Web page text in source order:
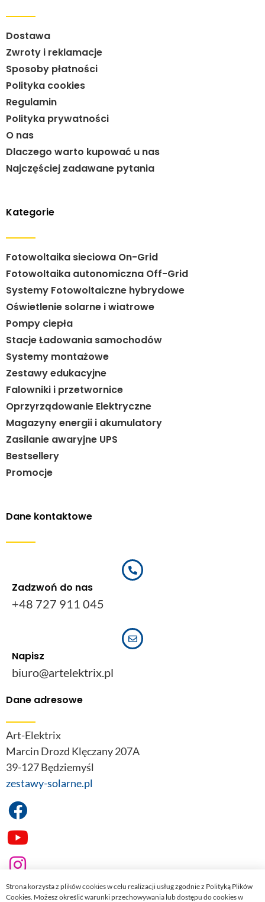
Dostawa
Zwroty i reklamacje
Sposoby płatności
Polityka cookies
Regulamin
Polityka prywatności
O nas
Dlaczego warto kupować u nas
Najczęściej zadawane pytania
Kategorie
Fotowoltaika sieciowa On-Grid
Fotowoltaika autonomiczna Off-Grid
Systemy Fotowoltaiczne hybrydowe
Oświetlenie solarne i wiatrowe
Pompy ciepła
Stacje Ładowania samochodów
Systemy montażowe
Zestawy edukacyjne
Falowniki i przetwornice
Oprzyrządowanie Elektryczne
Magazyny energii i akumulatory
Zasilanie awaryjne UPS
Bestsellery
Promocje
Dane kontaktowe
Zadzwoń do nas
+48 727 911 045
Napisz
biuro@artelektrix.pl
Dane adresowe
Art-Elektrix
Marcin Drozd Klęczany 207A
39-127 Będziemyśl
zestawy-solarne.pl
Strona korzysta z plików cookies w celu realizacji usług zgodnie z Polityką Plików
Cookies. Możesz określić warunki przechowywania lub dostępu do cookies w